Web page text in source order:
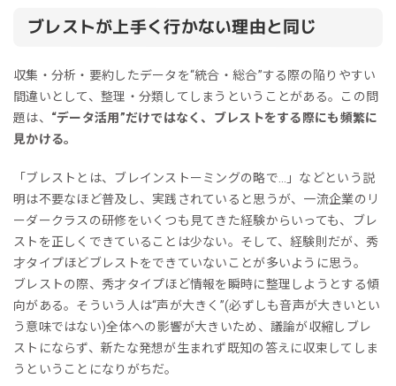
ブレストが上手く行かない理由と同じ
収集・分析・要約したデータを“統合・総合”する際の陥りやすい
間違いとして、整理・分類してしまうということがある。この問
題は、 “データ活用”だけではなく、ブレストをする際にも頻繁に
見かける。
「ブレストとは、ブレインストーミングの略で…」などという説
明は不要なほど普及し、実践されていると思うが、一流企業のリ
ーダークラスの研修をいくつも見てきた経験からいっても、ブレ
ストを正しくできていることは少ない。そして、経験則だが、秀
才タイプほどブレストをできていないことが多いように思う。
ブレストの際、秀才タイプほど情報を瞬時に整理しようとする傾
向がある。そういう人は“声が大きく”(必ずしも音声が大きいとい
う意味ではない)全体への影響が大きいため、議論が収縮しブレ
ストにならず、新たな発想が生まれず既知の答えに収束してしま
うということになりがちだ。